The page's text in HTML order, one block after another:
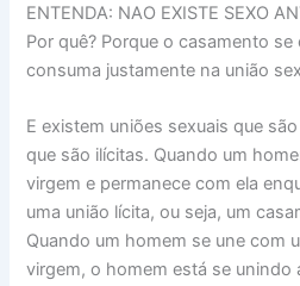
ENTENDA: NAO EXISTE SEXO
Por quê? Porque o casamento se
consuma justamente na união
E existem uniões sexuais que
que são ilícitas. Quando um
virgem e permanece com ela
uma união lícita, ou seja, um
Quando um homem se une com
virgem, o homem está se unindo